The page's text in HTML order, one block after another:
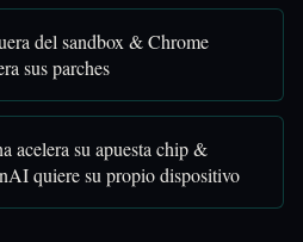
del sandbox & Chrome
sus parches
acelera su apuesta chip &
quiere su propio dispositivo